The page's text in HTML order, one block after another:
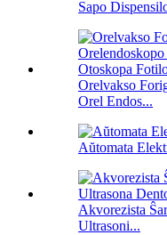
Sapo
Orelvakso
Orel Endos...
Aŭtomata
Akvorezista
Ultrasoni...